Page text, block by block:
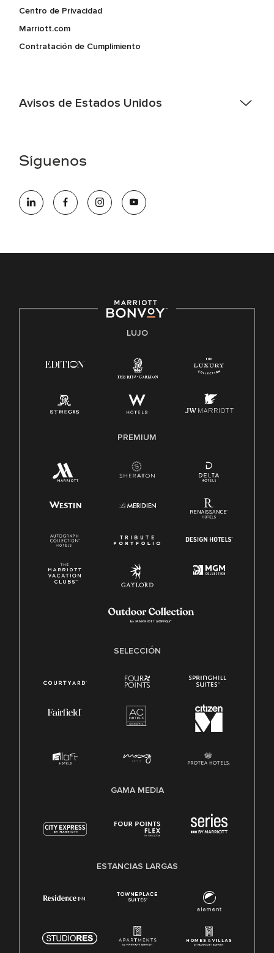
Centro de Privacidad
Marriott.com
Contratación de Cumplimiento
Avisos de Estados Unidos
electrónico hqaffirmativeaction@marriott.com
oportunidades que se compromete a contratar una fuerza
de trabajo diversa y a mantener una cultura inclusiva.
Derecho a trabajar inglés/español
Conozca sus derechos
Ley de licencia familiar y médica (FMLA)
Síguenos
LUJO
PREMIUM
SELECCIÓN
GAMA MEDIA
ESTANCIAS LARGAS